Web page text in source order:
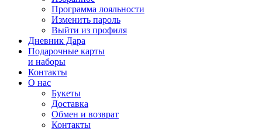
Программа лояльности
Изменить пароль
Выйти из профиля
Дневник Дара
Подарочные карты
и наборы
Контакты
О нас
Букеты
Доставка
Обмен и возврат
Контакты